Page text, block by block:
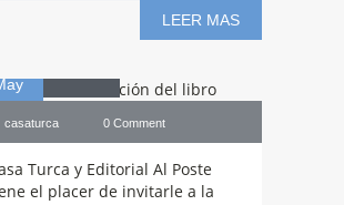
LEER MAS
casaturca 0 Comment
Turca y Editorial Al Poste
el placer de invitarle a la